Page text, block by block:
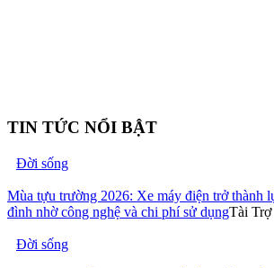
TIN TỨC NỔI BẬT
Đời sống
Mùa tựu trường 2026: Xe máy điện trở thành
đình nhờ công nghệ và chi phí sử dụngTài Trợ
Đời sống